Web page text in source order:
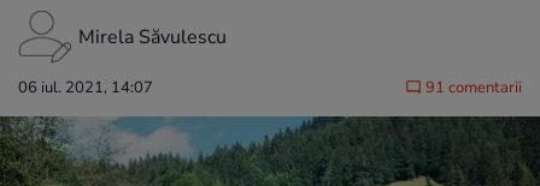
Mirela Săvulescu
06 iul. 2021, 14:07 91 comentarii